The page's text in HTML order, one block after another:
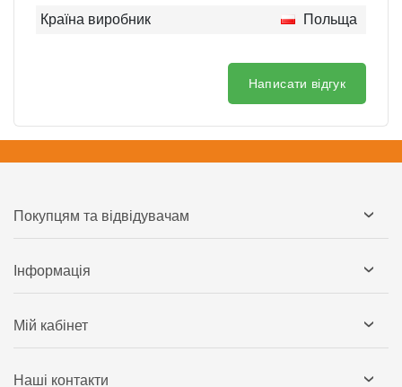
Країна виробник
Польща
Написати відгук
Покупцям та відвідувачам
Інформація
Мій кабінет
Наші контакти